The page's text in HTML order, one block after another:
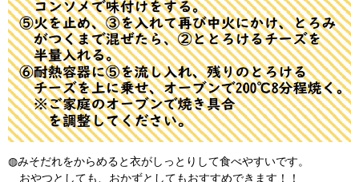
◍みそだれをからめると衣がしっとりして食べやすいです。
おやつとしても、おかずとしてもおすすめできます！！